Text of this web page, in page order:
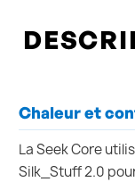
Chaleur et
La Seek Core
Silk_Stuff 2.0